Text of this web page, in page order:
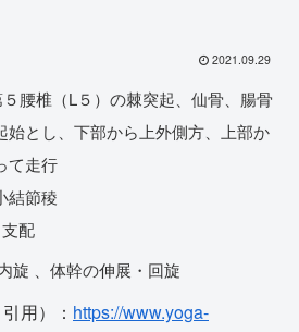
2021.09.29
腰椎（L５）の棘突起、仙骨、腸骨
始とし、下部から上外側方、上部か
て走行
結節稜
配
旋 、体幹の伸展・回旋
用）： https://www.yoga-